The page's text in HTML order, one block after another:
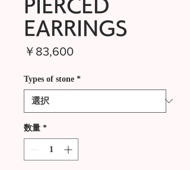
PIERCED
EARRINGS
￥83,600価
Types of stone *
数量 *